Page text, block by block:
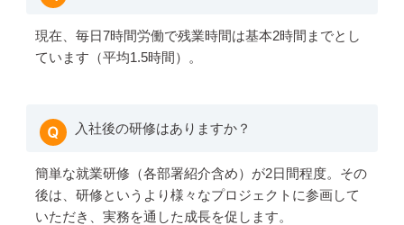
現在、毎日7時間労働で残業時間は基本2時間までとし
ています（平均1.5時間）。
入社後の研修はありますか？
簡単な就業研修（各部署紹介含め）が2日間程度。その
後は、研修というより様々なプロジェクトに参画して
いただき、実務を通した成長を促します。